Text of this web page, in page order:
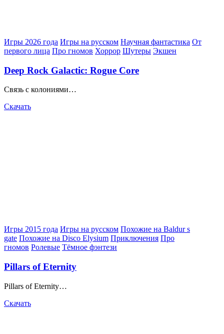
Posted
in
Игры 2026 года Игры на русском Научная фантастика От
первого лица Про гномов Хоррор Шутеры Экшен
Deep Rock Galactic: Rogue Core
Связь с колониями…
Скачать
Posted
in
Игры 2015 года Игры на русском Похожие на Baldur s
gate Похожие на Disco Elysium Приключения Про
гномов Ролевые Тёмное фэнтези
Pillars of Eternity
Pillars of Eternity…
Скачать